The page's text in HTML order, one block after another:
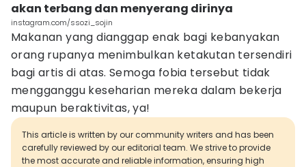
akan terbang dan menyerang dirinya
instagram.com/ssozi_sojin
Makanan yang dianggap enak bagi kebanyakan
orang rupanya menimbulkan ketakutan tersendiri
bagi artis di atas. Semoga fobia tersebut tidak
mengganggu keseharian mereka dalam bekerja
maupun beraktivitas, ya!
This article is written by our community writers and has been
carefully reviewed by our editorial team. We strive to provide
the most accurate and reliable information, ensuring high